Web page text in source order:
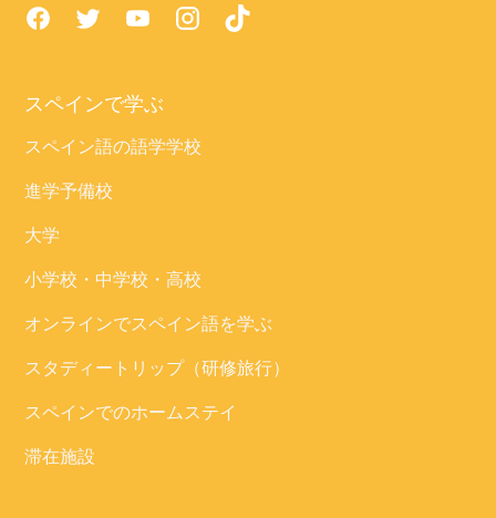
スペインで学ぶ
スペイン語の語学学校
進学予備校
大学
小学校・中学校・高校
オンラインでスペイン語を学ぶ
スタディートリップ（研修旅行）
スペインでのホームステイ
滞在施設